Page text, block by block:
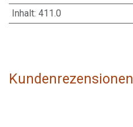
Inhalt: 411.0
Kundenrezensionen